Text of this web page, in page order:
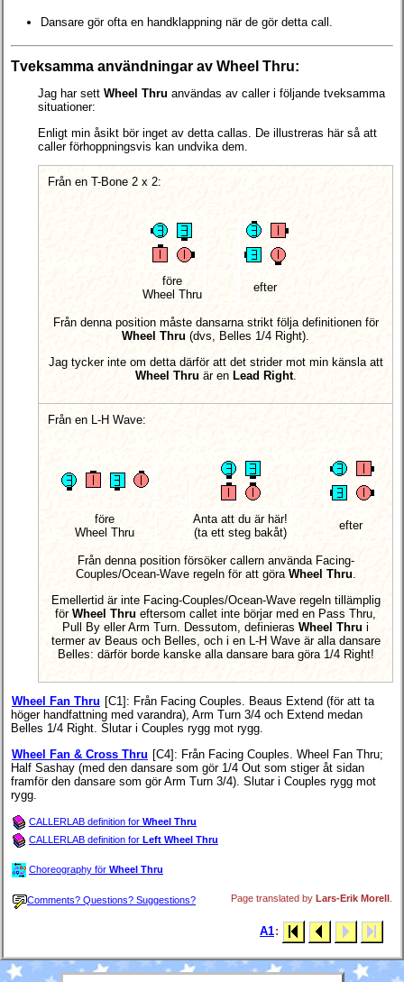
Dansare gör ofta en handklappning när de gör detta call.
Tveksamma användningar av Wheel Thru:
Jag har sett Wheel Thru användas av caller i följande tveksamma
situationer:
Enligt min åsikt bör inget av detta callas. De illustreras här så att
caller förhoppningsvis kan undvika dem.
Från en T-Bone 2 x 2:
före
Wheel Thru
efter
Från denna position måste dansarna strikt följa definitionen för
Wheel Thru (dvs, Belles 1/4 Right).
Jag tycker inte om detta därför att det strider mot min känsla att
Wheel Thru är en Lead Right.
Från en L-H Wave:
före
Wheel Thru
Anta att du är här!
(ta ett steg bakåt)
efter
Från denna position försöker callern använda Facing-
Couples/Ocean-Wave regeln för att göra Wheel Thru.
Emellertid är inte Facing-Couples/Ocean-Wave regeln tillämplig
för Wheel Thru eftersom callet inte börjar med en Pass Thru,
Pull By eller Arm Turn. Dessutom, definieras Wheel Thru i
termer av Beaus och Belles, och i en L-H Wave är alla dansare
Belles: därför borde kanske alla dansare bara göra 1/4 Right!
Wheel Fan Thru [C1] : Från Facing Couples. Beaus Extend (för att ta
höger handfattning med varandra), Arm Turn 3/4 och Extend medan
Belles 1/4 Right. Slutar i Couples rygg mot rygg.
Wheel Fan & Cross Thru [C4]: Från Facing Couples. Wheel Fan Thru;
Half Sashay (med den dansare som gör 1/4 Out som stiger åt sidan
framför den dansare som gör Arm Turn 3/4). Slutar i Couples rygg mot
rygg.
CALLERLAB definition for Wheel Thru
CALLERLAB definition for Left Wheel Thru
Choreography för Wheel Thru
Comments? Questions? Suggestions? Page translated by Lars-Erik Morell
A1: